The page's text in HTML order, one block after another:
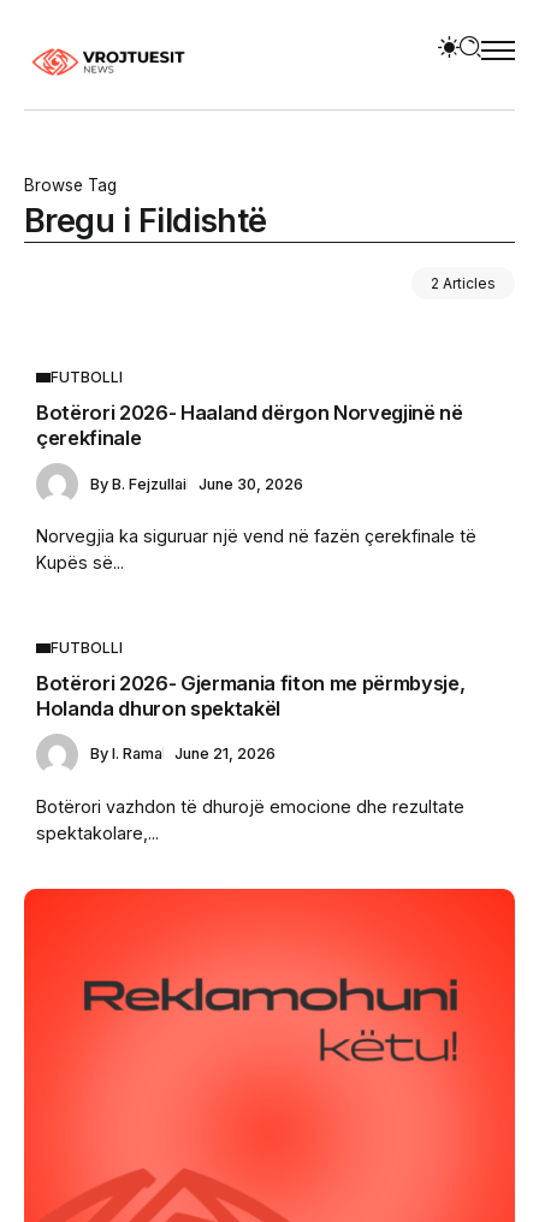
Browse Tag
Bregu i Fildishtë
2 Articles
FUTBOLLI
Botërori 2026- Haaland dërgon Norvegjinë në
çerekfinale
By B. Fejzullai June 30, 2026
Norvegjia ka siguruar një vend në fazën çerekfinale të
Kupës së...
FUTBOLLI
Botërori 2026- Gjermania fiton me përmbysje,
Holanda dhuron spektakël
By I. Rama June 21, 2026
Botërori vazhdon të dhurojë emocione dhe rezultate
spektakolare,...